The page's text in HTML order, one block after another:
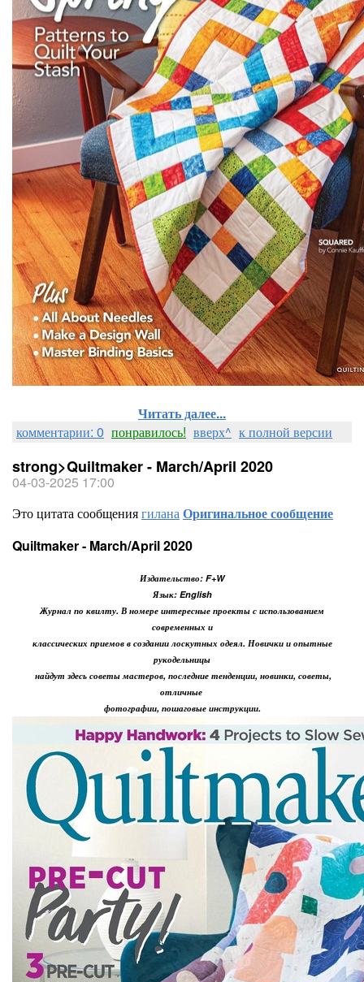
Читать далее...
комментарии: 0 понравилось! вверх^ к полной версии
strong>Quiltmaker - March/April 2020
04-03-2025 17:00
Это цитата сообщениягиланаОригинальное сообщение
Quiltmaker - March/April 2020
Издательство: F+W
Язык: English
Журнал по квилту. В номере интересные проекты с использованием
современных и
классических приемов в создании лоскутных одеял. Новички и опытные
рукодельницы
найдут здесь советы мастеров, последние тенденции, новинки, советы,
отличные
фотографии, пошаговые инструкции.